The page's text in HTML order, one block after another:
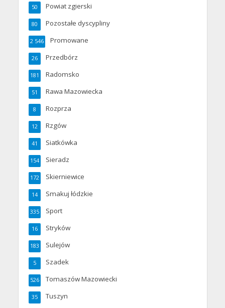
Powiat zgierski
50
Pozostałe dyscypliny
80
Promowane
2 546
Przedbórz
26
Radomsko
181
Rawa Mazowiecka
51
Rozprza
8
Rzgów
12
Siatkówka
41
Sieradz
154
Skierniewice
172
Smakuj łódzkie
14
Sport
335
Stryków
16
Sulejów
183
Szadek
5
Tomaszów Mazowiecki
526
Tuszyn
35